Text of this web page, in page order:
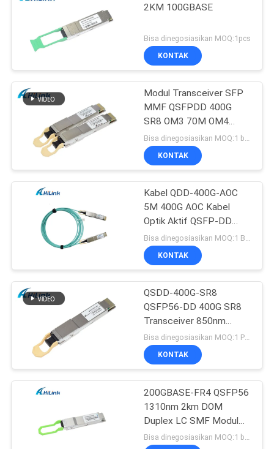
2KM 100GBASE
Bisa dinegosiasikan MOQ:1pcs
KONTAK
Modul Transceiver SFP
MMF QSFPDD 400G
SR8 OM3 70M OM4
100M
KONTAK
Kabel QDD-400G-AOC
5M 400G AOC Kabel
Optik Aktif QSFP-DD
Disesuaikan
KONTAK
QSDD-400G-SR8
QSFP56-DD 400G SR8
Transceiver 850nm
150M MPT/MPO-16
DOM
Bisa dinegosiasikan MOQ:1 PCS
KONTAK
200GBASE-FR4 QSFP56
1310nm 2km DOM
Duplex LC SMF Modul
Transceiver Optik
Bisa dinegosiasikan MOQ:1 buah